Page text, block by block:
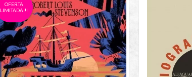
OFERTA
LIMITADA!!!